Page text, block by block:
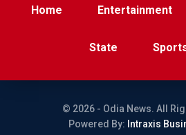
Home Entertainment
State
© 2026 - Odia News. All
Powered By: Intraxis